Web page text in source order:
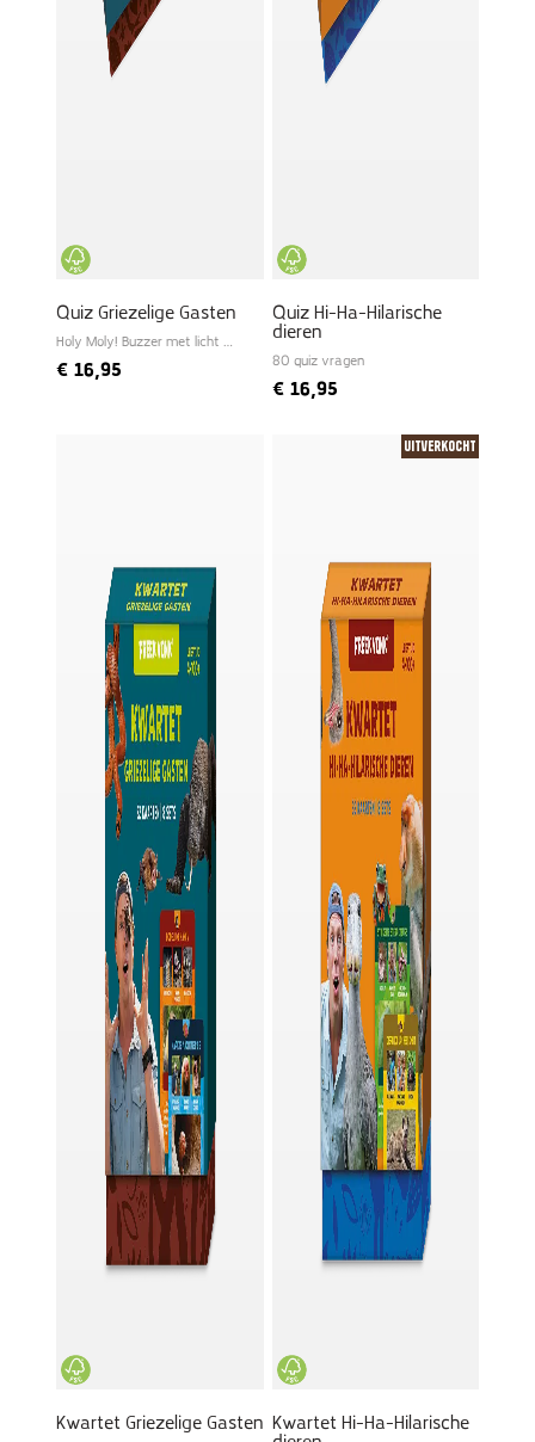
Quiz Griezelige Gasten
Holy Moly! Buzzer met licht en
€ 16,95
Quiz Hi-Ha-Hilarische
dieren
80 quiz vragen
€16,95
Kwartet Griezelige Gasten
Uitverkocht
Kwartet Hi-Ha-Hilarische